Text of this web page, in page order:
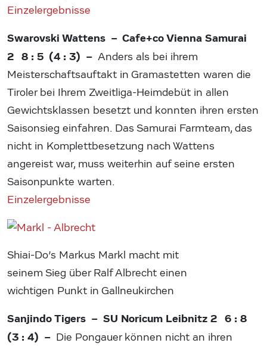
Einzelergebnisse
Swarovski Wattens – Cafe+co Vienna Samurai
2 8 : 5 (4 : 3) – Anders als bei ihrem
Meisterschaftsauftakt in Gramastetten waren die
Tiroler bei Ihrem Zweitliga-Heimdebüt in allen
Gewichtsklassen besetzt und konnten ihren ersten
Saisonsieg einfahren. Das Samurai Farmteam, das
nicht in Komplettbesetzung nach Wattens
angereist war, muss weiterhin auf seine ersten
Saisonpunkte warten.
Einzelergebnisse
Shiai-Do’s Markus Markl macht mit
seinem Sieg über Ralf Albrecht einen
wichtigen Punkt in Gallneukirchen
Sanjindo Tigers – SU Noricum Leibnitz 2 6 : 8
(3 : 4) – Die Pongauer können nicht an ihren